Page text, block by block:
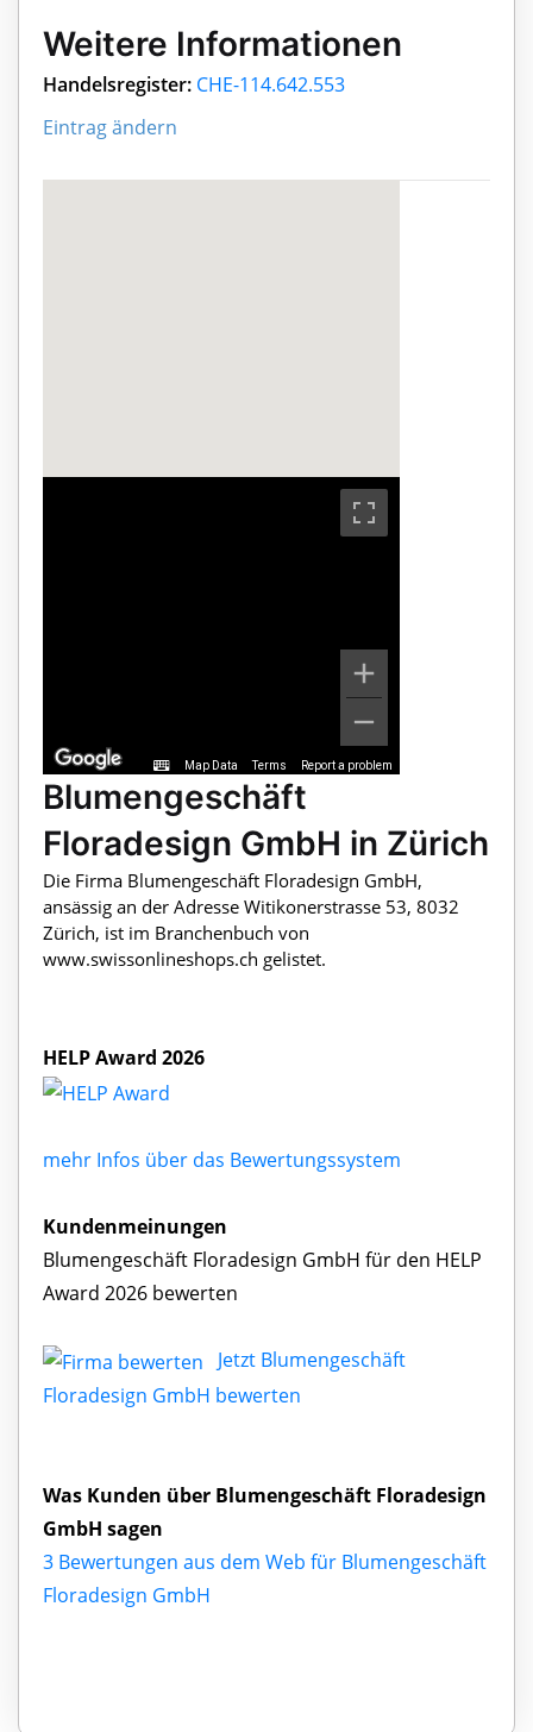
Weitere Informationen
Handelsregister: CHE-114.642.553
Eintrag ändern
Map Data Terms Report a problem
Blumengeschäft
Floradesign GmbH in Zürich
Die Firma Blumengeschäft Floradesign GmbH,
ansässig an der Adresse Witikonerstrasse 53, 8032
Zürich, ist im Branchenbuch von
www.swissonlineshops.ch gelistet.
HELP Award 2026
mehr Infos über das Bewertungssystem
Kundenmeinungen
Blumengeschäft Floradesign GmbH für den HELP
Award 2026 bewerten
Jetzt Blumengeschäft
Floradesign GmbH bewerten
Was Kunden über Blumengeschäft Floradesign
GmbH sagen
3 Bewertungen aus dem Web für Blumengeschäft
Floradesign GmbH